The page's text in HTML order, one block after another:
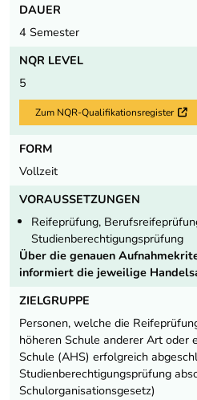
DAUER
4 Semester
NQR LEVEL
5
Zum NQR-Qualifikationsregister
FORM
Vollzeit
VORAUSSETZUNGEN
Reifeprüfung,
Studienberechtigungsprüfung
Über die genauen
informiert die jeweilige
ZIELGRUPPE
Personen, welche die
höheren Schule anderer Art oder
Schule (AHS) erfolgreich
Studienberechtigungsprüfung
Schulorganisationsgesetz)